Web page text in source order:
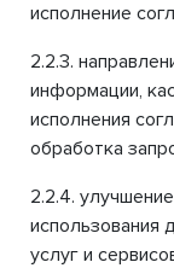
исполнение
2.2.3.
информации,
исполнения
обработка
2.2.4.
использования
услуг и